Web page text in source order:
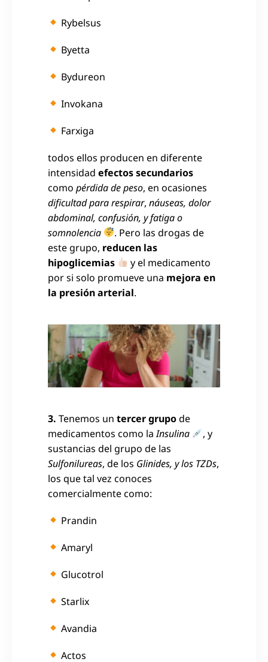
Rybelsus
Byetta
Bydureon
Invokana
Farxiga
todos ellos producen en diferente
intensidad efectos secundarios
como pérdida de peso, en ocasiones
dificultad para respirar, náuseas, dolor
abdominal, confusión, y fatiga o
somnolencia
. Pero las drogas de
este grupo, reducen las
hipoglicemias
y el medicamento
por si solo promueve una mejora en
la presión arterial.
3. Tenemos un tercer grupode
medicamentos como laInsulina
, y
sustancias del grupo de las
Sulfonilureas, de los Glinides, y los TZDs,
los que tal vez conoces
comercialmente como:
Prandin
Amaryl
Glucotrol
Starlix
Avandia
Actos